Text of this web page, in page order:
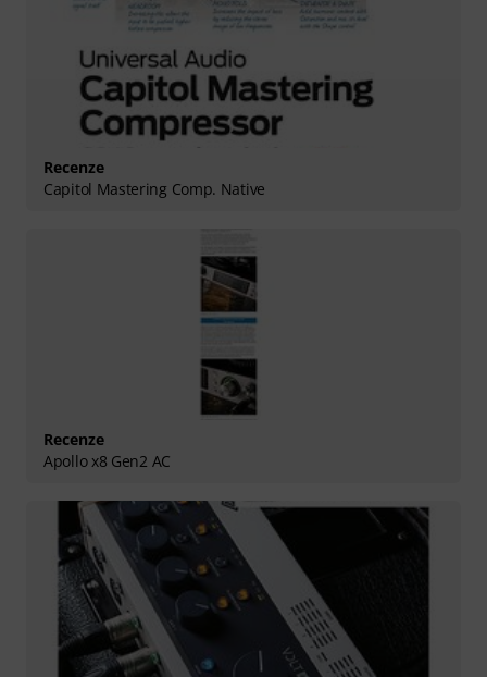
Recenze
Capitol Mastering Comp. Native
Recenze
Apollo x8 Gen2 AC